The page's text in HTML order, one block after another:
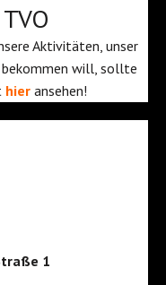
Aktivitäten, unser
bekommen will, sollte
hieransehen!
1